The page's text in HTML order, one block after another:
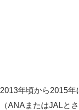
2013年頃から2015年
（ANAまたはJALと